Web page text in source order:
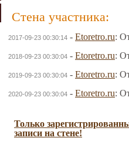
Стена участника:
2017-09-23 00:30:14 - Etoretro.ru:
2018-09-23 00:30:04 - Etoretro.ru:
2019-09-23 00:30:04 - Etoretro.ru:
2020-09-23 00:30:04 - Etoretro.ru:
Только
записи на стене!